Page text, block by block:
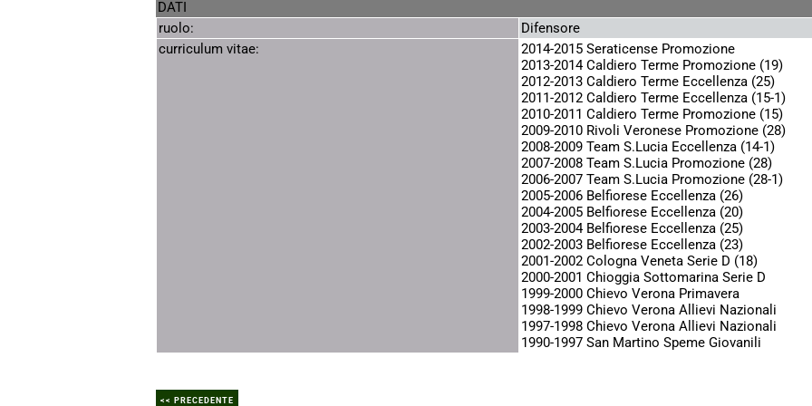
DATI
ruolo:
Difensore
curriculum vitae:
2014-2015 Seraticense Promozione
2013-2014 Caldiero Terme Promozione (19)
2012-2013 Caldiero Terme Eccellenza (25)
2011-2012 Caldiero Terme Eccellenza (15-1)
2010-2011 Caldiero Terme Promozione (15)
2009-2010 Rivoli Veronese Promozione (28)
2008-2009 Team S.Lucia Eccellenza (14-1)
2007-2008 Team S.Lucia Promozione (28)
2006-2007 Team S.Lucia Promozione (28-1)
2005-2006 Belfiorese Eccellenza (26)
2004-2005 Belfiorese Eccellenza (20)
2003-2004 Belfiorese Eccellenza (25)
2002-2003 Belfiorese Eccellenza (23)
2001-2002 Cologna Veneta Serie D (18)
2000-2001 Chioggia Sottomarina Serie D
1999-2000 Chievo Verona Primavera
1998-1999 Chievo Verona Allievi Nazionali
1997-1998 Chievo Verona Allievi Nazionali
1990-1997 San Martino Speme Giovanili
<< PRECEDENTE